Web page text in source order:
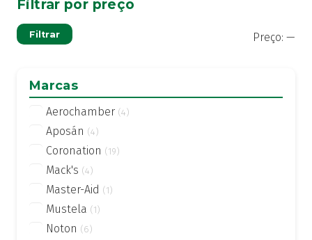
Filtrar por preço
Filtrar Preço: —
Marcas
Aerochamber (4)
Aposán (4)
Coronation (19)
Mack's (4)
Master-Aid (1)
Mustela (1)
Noton (6)